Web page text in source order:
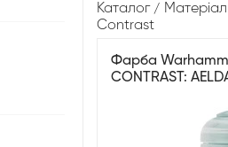
Каталог
Contrast
Фарба
CONTRAST: